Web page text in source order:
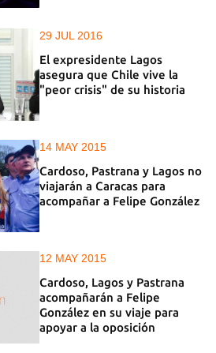
29 JUL 2016
El expresidente Lagos
asegura que Chile vive la
"peor crisis" de su historia
14 MAY 2015
Cardoso, Pastrana y Lagos no
viajarán a Caracas para
acompañar a Felipe González
12 MAY 2015
Cardoso, Lagos y Pastrana
acompañarán a Felipe
González en su viaje para
apoyar a la oposición